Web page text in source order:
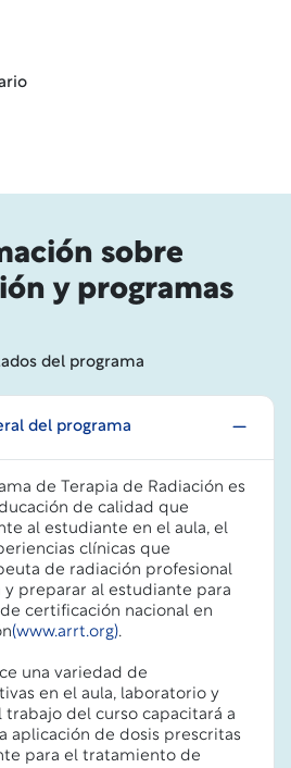
sobre
y programas
del programa
del programa
de Terapia de Radiación es
de calidad que
al estudiante en el aula, el
clínicas que
de radiación profesional
preparar al estudiante para
certificación nacional en
(www.arrt.org).
una variedad de
en el aula, laboratorio y
trabajo del curso capacitará a
aplicación de dosis prescritas
para el tratamiento de